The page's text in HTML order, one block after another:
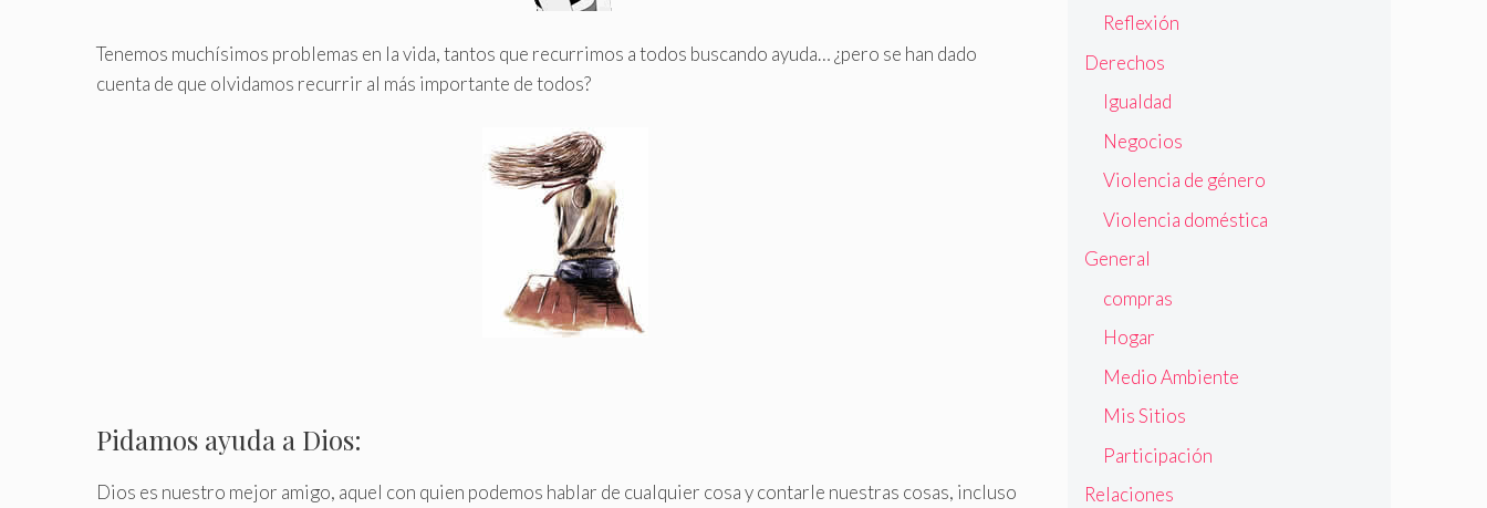
Tenemos muchísimos problemas en la vida, tantos que recurrimos a todos buscando ayuda… ¿pero se han dado
cuenta de que olvidamos recurrir al más importante de todos?
Pidamos ayuda a Dios:
Dios es nuestro mejor amigo, aquel con quien podemos hablar de cualquier cosa y contarle nuestras cosas, incluso
Reflexión
Derechos
Igualdad
Negocios
Violencia de género
Violencia doméstica
General
compras
Hogar
Medio Ambiente
Mis Sitios
Participación
Relaciones